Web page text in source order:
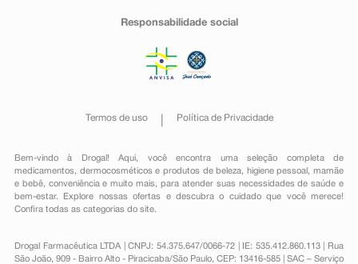
Responsabilidade social
Termos de uso Política de Privacidade
Bem-vindo à Drogal! Aqui, você encontra uma seleção completa de
medicamentos , dermocosméticos e produtos de beleza, higiene pessoal ,mamãe
e bebê, conveniênciae muito mais, para atender suas necessidades de saúde e
bem-estar. Explore nossas ofertas e descubra o cuidado que você merece!
Confira todas as categorias do site.
Drogal Farmacêutica LTDA | CNPJ: 54.375.647/0066-72 | IE: 535.412.860.113 | Rua
São João, 909 - Bairro Alto - Piracicaba/São Paulo, CEP: 13416-585 | SAC – Serviço